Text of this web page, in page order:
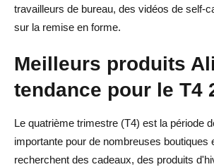
travailleurs de bureau, des vidéos de self-
sur la remise en forme.
Meilleurs produits
tendance pour le T4
Le quatrième trimestre (T4) est la période
importante pour de nombreuses boutiques
recherchent des cadeaux, des produits